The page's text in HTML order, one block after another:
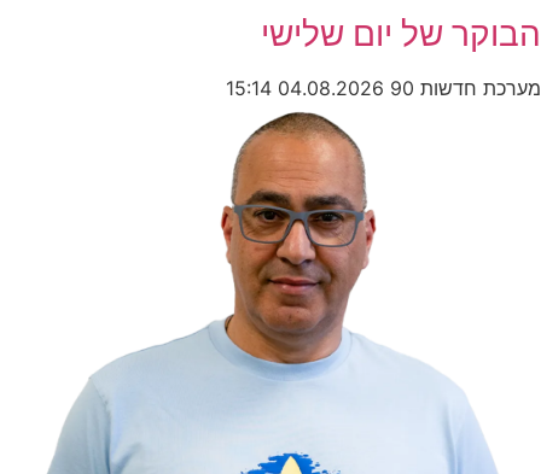
הבוקר של יום שלישי
מערכת חדשות 90 04.08.2026
15:14